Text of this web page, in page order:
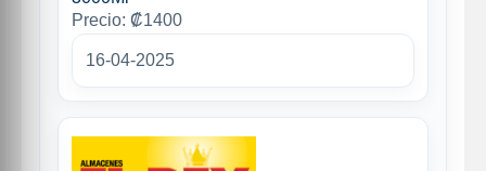
Precio: ₡1400
16-04-2025